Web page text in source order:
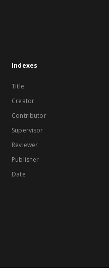
Indexes
Title
Creator
Contributor
Supervisor
Reviewer
Publisher
Date